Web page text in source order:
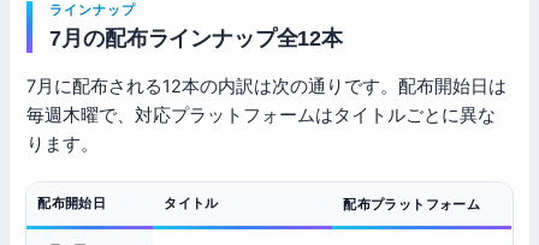
ラインナップ
7月の配布ラインナップ全12本
7月に配布される12本の内訳は次の通りです。配布開始日は
毎週木曜で、対応プラットフォームはタイトルごとに異な
ります。
配布開始日 タイトル 配布プラットフォーム